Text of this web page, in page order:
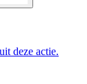
deze actie.